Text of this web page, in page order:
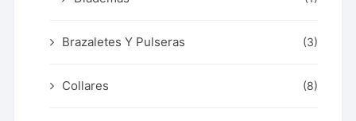
Brazaletes Y Pulseras (3)
Collares (8)